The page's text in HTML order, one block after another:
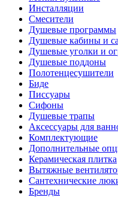
Инсталляции
Смесители
Душевые программы
Душевые кабины и
Душевые уголки и
Душевые поддоны
Полотенцесушители
Биде
Писсуары
Сифоны
Душевые трапы
Аксессуары для
Комплектующие
Дополнительные
Керамическая плитка
Вытяжные
Сантехнические
Бренды